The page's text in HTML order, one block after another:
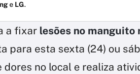
e LG.
a fixar lesões no manguito
para esta sexta (24) ou
dores no local e realiza